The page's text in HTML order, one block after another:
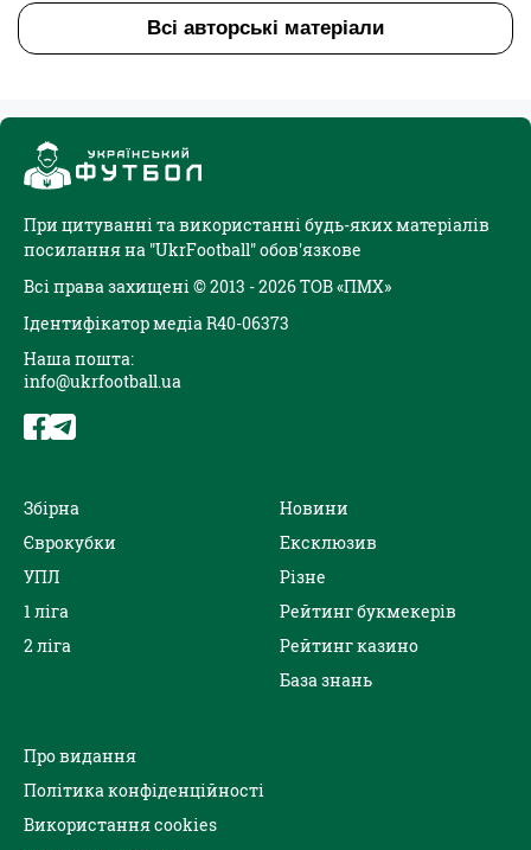
Всі авторські матеріали
При цитуванні та використанні будь-яких матеріалів
посилання на "UkrFootball" обов'язкове
Всі права захищені © 2013 - 2026 ТОВ «ПМХ»
Ідентифікатор медіа R40-06373
Наша пошта:
info@ukrfootball.ua
Збірна
Єврокубки
УПЛ
1 ліга
2 ліга
Новини
Ексклюзив
Різне
Рейтинг букмекерів
Рейтинг казино
База знань
Про видання
Політика конфіденційності
Використання cookies